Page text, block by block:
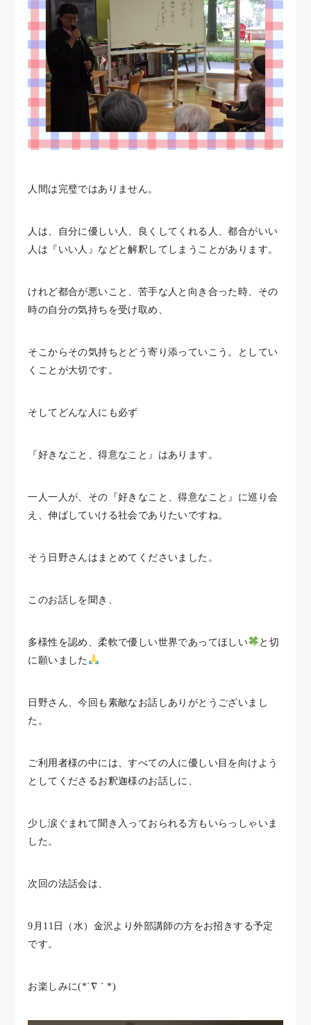
人間は完璧ではありません。
人は、自分に優しい人、良くしてくれる人、都合がいい
人は『いい人』などと解釈してしまうことがあります。
けれど都合が悪いこと、苦手な人と向き合った時、その
時の自分の気持ちを受け取め、
そこからその気持ちとどう寄り添っていこう。としてい
くことが大切です。
そしてどんな人にも必ず
『好きなこと、得意なこと』はあります。
一人一人が、その『好きなこと、得意なこと』に巡り会
え、伸ばしていける社会でありたいですね。
そう日野さんはまとめてくださいました。
このお話しを聞き、
多様性を認め、柔軟で優しい世界であってほしい
と切
に願いました
日野さん、今回も素敵なお話しありがとうございまし
た。
ご利用者様の中には、すべての人に優しい目を向けよう
としてくださるお釈迦様のお話しに、
少し涙ぐまれて聞き入っておられる方もいらっしゃいま
した。
次回の法話会は、
9月11日（水）金沢より外部講師の方をお招きする予定
です。
お楽しみに(*´∇｀*)